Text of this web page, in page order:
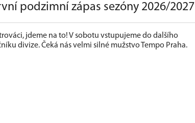
podzimní zápas sezóny 2026/2027
jdeme na to! V sobotu vstupujeme do dalšího
divize. Čeká nás velmi silné mužstvo Tempo Praha.